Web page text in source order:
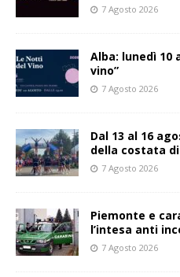
7 Agosto 2026
Alba: lunedì 10
vino”
7 Agosto 2026
Dal 13 al 16
della costata
7 Agosto 2026
Piemonte e
l’intesa anti
7 Agosto 2026